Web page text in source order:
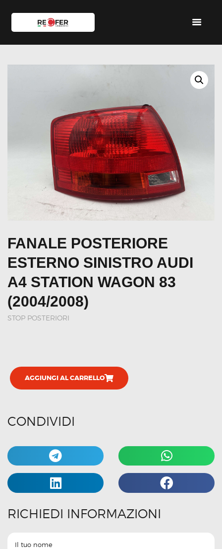
HOME
FANALE POSTERIORE
ESTERNO SINISTRO AUDI
A4 STATION WAGON 83
(2004/2008)
STOP POSTERIORI
AGGIUNGI AL CARRELLO
CONDIVIDI
RICHIEDI INFORMAZIONI
Il tuo nome